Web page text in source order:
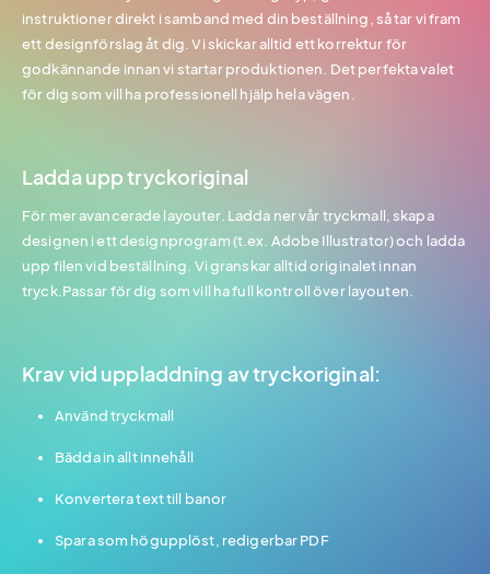
instruktioner direkt i samband med din beställning, så tar vi fram
ett designförslag åt dig. Vi skickar alltid ett korrektur för
godkännande innan vi startar produktionen. Det perfekta valet
för dig som vill ha professionell hjälp hela vägen.
Ladda upp tryckoriginal
För mer avancerade layouter. Ladda ner vår tryckmall, skapa
designen i ett designprogram (t.ex. Adobe Illustrator) och ladda
upp filen vid beställning. Vi granskar alltid originalet innan
tryck.Passar för dig som vill ha full kontroll över layouten.
Krav vid uppladdning av tryckoriginal:
Använd tryckmall
Bädda in allt innehåll
Konvertera text till banor
Spara som högupplöst, redigerbar PDF